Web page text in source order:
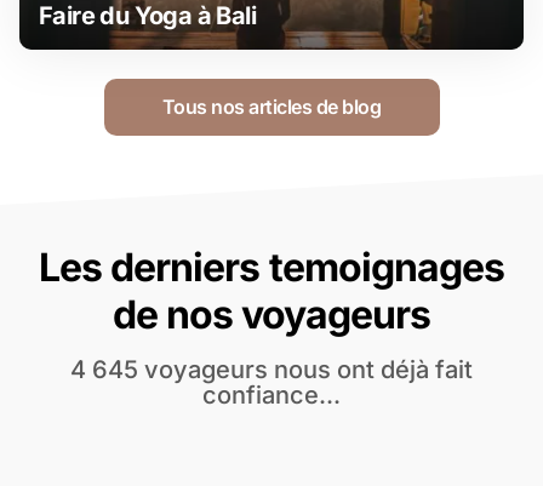
Faire du Yoga à Bali
Tous nos articles de blog
Les derniers temoignages
de nos voyageurs
4 645 voyageurs nous ont déjà fait
confiance...